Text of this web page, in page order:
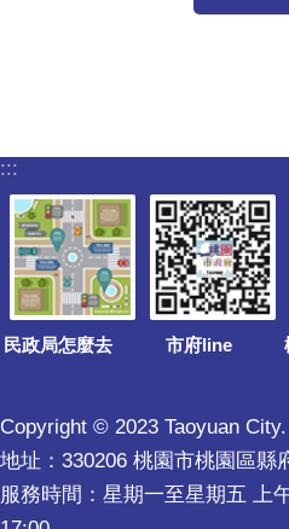
:::
民政局怎麼去 市府line
Copyright © 2023 Taoyuan
地址：330206 桃園市桃園區縣
服務時間：星期一至星期五 上